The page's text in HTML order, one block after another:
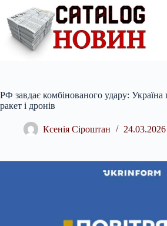
вмісту
РФ завдає комбінованого удару: Україна
ракет і дронів
Ксенія Сіроштан 24.03.2026